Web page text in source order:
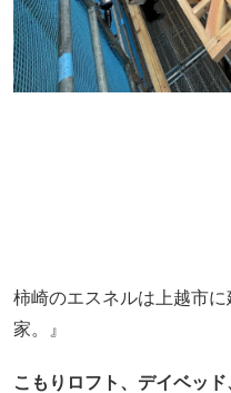
柿崎のエスネルは上越市
家。』
こもりロフト、デイベッ